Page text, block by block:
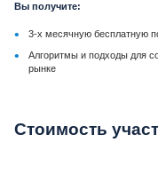
Вы получите:
• 3-х месячную бесплатную
•
Алгоритмы и подходы для
рынке
Стоимость